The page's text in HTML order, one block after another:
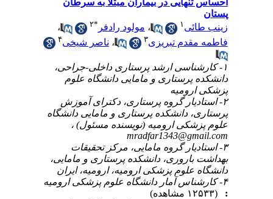
احساس تنهایی در بیماران مبتلا به سرطان
پستان
زینب طائی
،مولود رادفر* ۲
،
فاطمه مقدم تبریزی
،ناصر شیخی
۱- کارشناسی ارشد پرستاری داخلی-جراحی،
دانشکده پرستاری و مامایی دانشگاه علوم
پزشکی ارومیه
۲- استادیار گروه پرستاری، دکترای آموزش
پرستاری، دانشکده پرستاری و مامایی دانشگاه
علوم پزشکی ارومیه (نویسنده مسئول) ،
mradfar1343@gmail.com
۳- استادیار گروه مامایی، مرکز تحقیقات
بهداشت باروری، دانشکده پرستاری و مامایی،
دانشگاه علوم پزشکی ارومیه، ارومیه، ایران